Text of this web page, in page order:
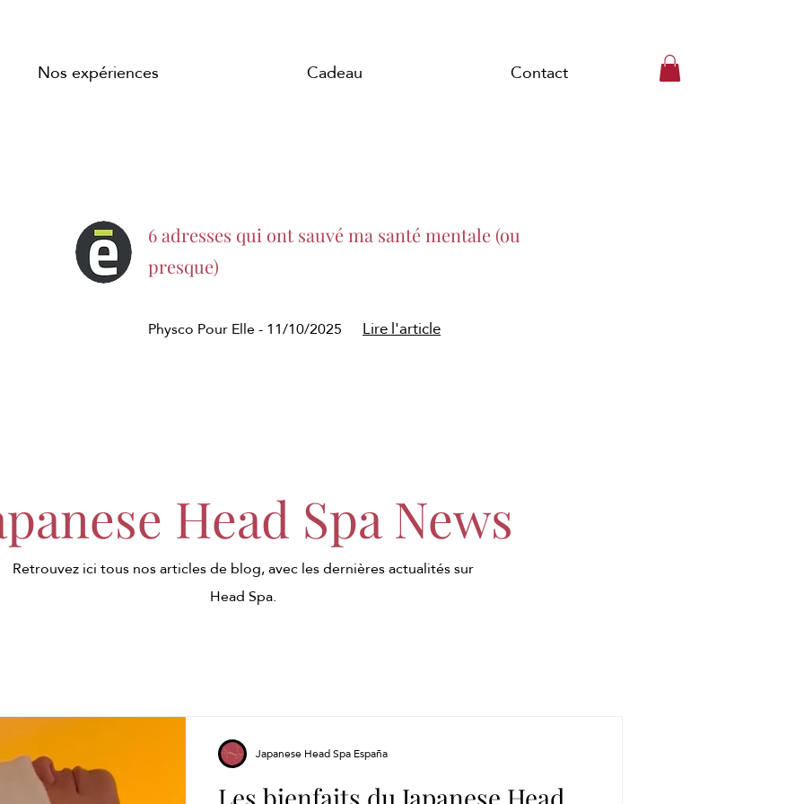
Nos expériences Cadeau Contact
6 adresses qui ont sauvé ma santé mentale (ou
presque)
Physco Pour Elle - 11/10/2025 Lire l'article
Head Spa News
Retrouvez ici tous nos articles de blog, avec les dernières actualités sur
Head Spa.
Les bienfaits du Japanese Head
Japanese Head Spa España